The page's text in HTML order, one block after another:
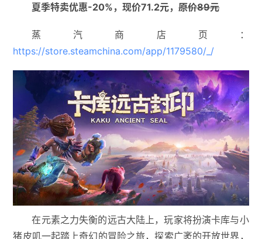
夏季特卖优惠-20%，现价71.2元，原价89元
蒸汽商店页：
https://store.steamchina.com/app/1179580/_/
在元素之力失衡的远古大陆上，玩家将扮演卡库与小
猪皮叽一起踏上奇幻的冒险之旅，探索广袤的开放世界，